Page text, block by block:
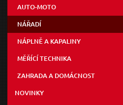
AUTO-MOTO
NÁŘADÍ
NÁPLNĚ A KAPALINY
MĚŘÍCÍ TECHNIKA
ZAHRADA A DOMÁCNOST
NOVINKY